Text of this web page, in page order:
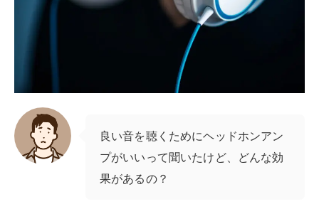
良い音を聴くためにヘッドホンアン
プがいいって聞いたけど、どんな効
果があるの？